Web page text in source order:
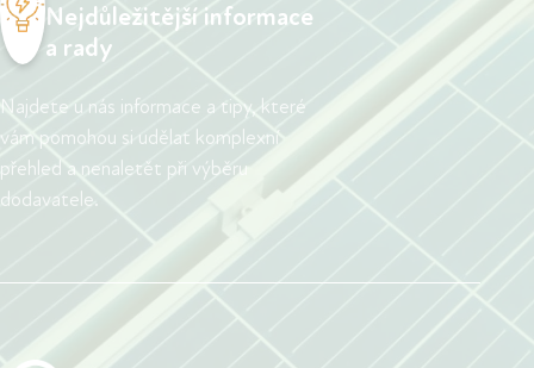
Nejdůležitější informace
a rady
Najdete u nás informace a tipy, které
vám pomohou si udělat komplexní
přehled a nenaletět při výběru
dodavatele.